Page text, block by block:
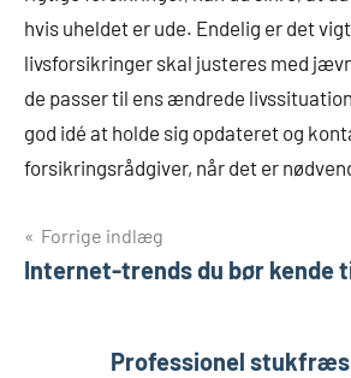
hvis uheldet er ude. Endelig er det
livsforsikringer skal justeres med
de passer til ens ændrede
god idé at holde sig opdateret og
forsikringsrådgiver, når det er
Indlægsnavigation
Forrige indlæg
Internet-trends du bør kende
Professionel